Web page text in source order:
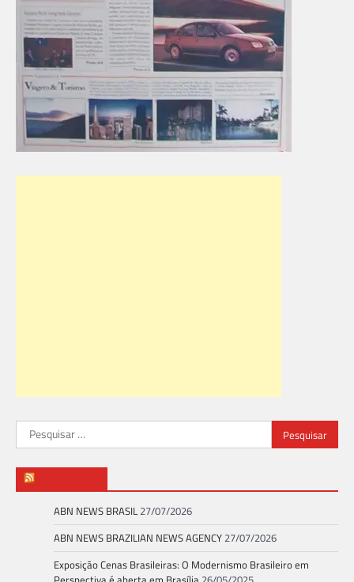
Pesquisar
por:
ABN NEWS BRASIL 27/07/2026
ABN NEWS BRAZILIAN NEWS AGENCY 27/07/2026
Exposição Cenas Brasileiras: O Modernismo Brasileiro em